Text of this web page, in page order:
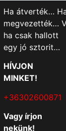
Ha átverték…
megvezették…
ha csak hallott
egy jó sztorit…
HÍVJON
MINKET!
+36302600871
Vagy írjon
nekünk!